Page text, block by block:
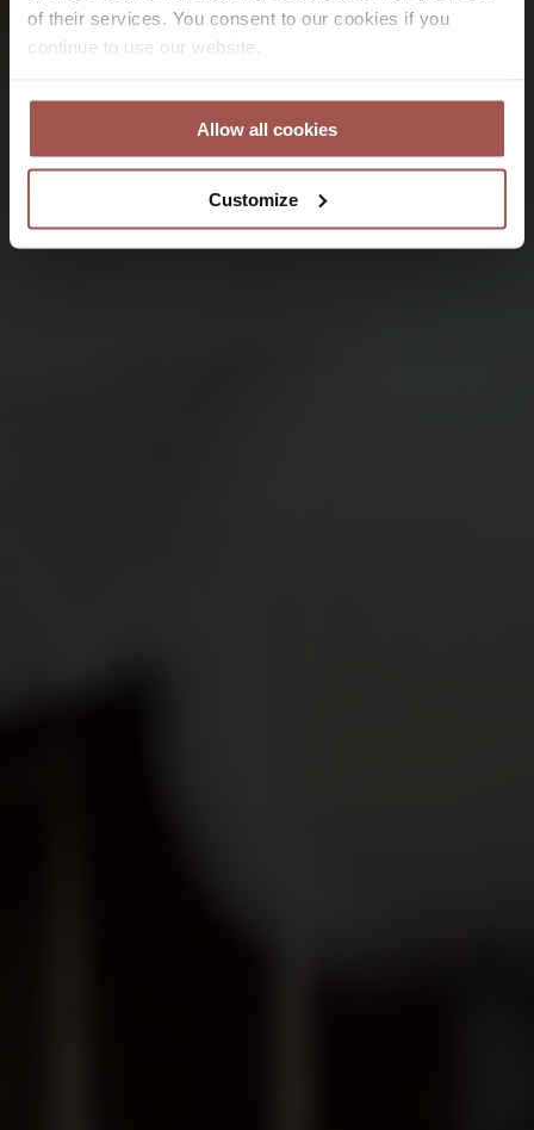
of their services. You consent to our cookies if you
continue to use our website.
Allow all cookies
Customize